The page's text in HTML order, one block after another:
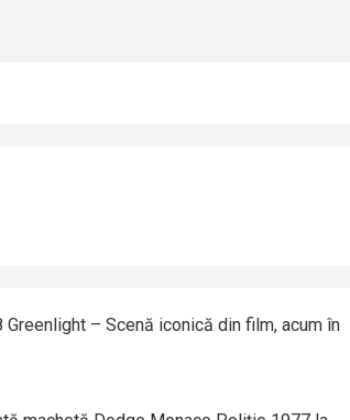
– Scenă iconică din film, acum în